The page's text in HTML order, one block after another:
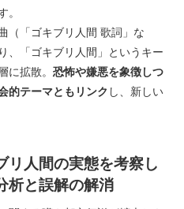
。
（「ゴキブリ人間 歌詞」な
、「ゴキブリ人間」というキー
に拡散。 恐怖や嫌悪を象徴しつ
的テーマともリンク し、新しい
リ人間の実態を考察し
析と誤解の解消